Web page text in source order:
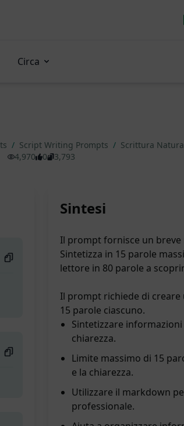
Circa
/ Script Writing Prompts / Scrittura
4,970
0 3,793
Sintesi
Il prompt fornisce un
Sintetizza in 15 parole
lettore in 80 parole a
Il prompt richiede di creare
15 parole ciascuno.
Sintetizzare
chiarezza.
Limite massimo di 15
e la chiarezza.
Utilizzare il markdown
professionale.